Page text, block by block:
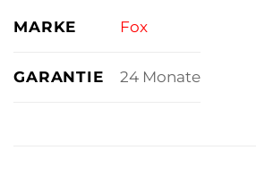
MARKE Fox
GARANTIE 24 Monate